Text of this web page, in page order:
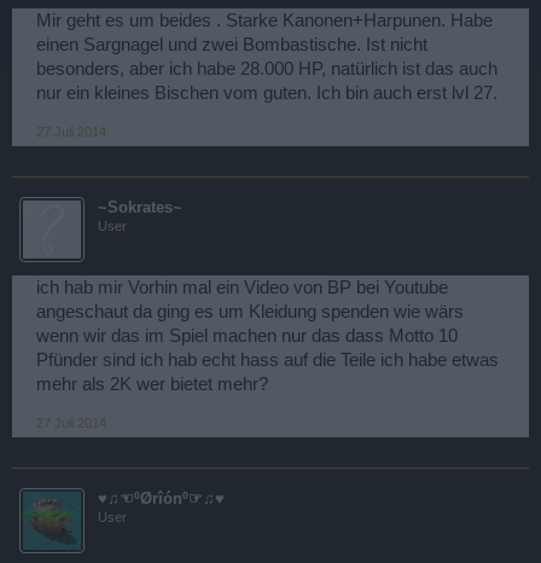
Mir geht es um beides . Starke Kanonen+Harpunen. Habe
einen Sargnagel und zwei Bombastische. Ist nicht
besonders, aber ich habe 28.000 HP, natürlich ist das auch
nur ein kleines Bischen vom guten. Ich bin auch erst lvl 27.
27 Juli 2014
~Sokrates~
User
ich hab mir Vorhin mal ein Video von BP bei Youtube
angeschaut da ging es um Kleidung spenden wie wärs
wenn wir das im Spiel machen nur das dass Motto 10
Pfünder sind ich hab echt hass auf die Teile ich habe etwas
mehr als 2K wer bietet mehr?
27 Juli 2014
♥♫☜ºØrîónº☞♫♥
User